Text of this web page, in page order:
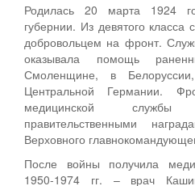
Родилась 20 марта 1924
губернии. Из девятого
добровольцем на фронт.
оказывала помощь
Смоленщине, в
Центральной Германии.
медицинской
правительственными
Верховного
После войны получила
1950-1974 гг. – врач